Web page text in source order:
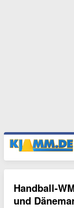
Handball-
und